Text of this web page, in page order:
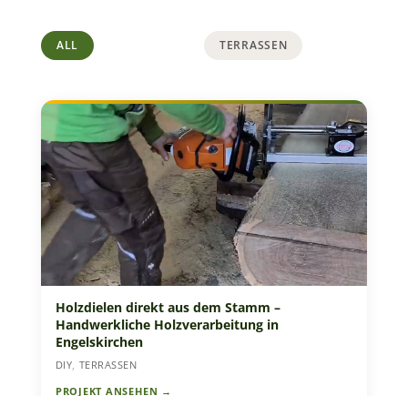
ALL TERRASSEN
Holzdielen direkt aus dem Stamm –
Handwerkliche Holzverarbeitung in
Engelskirchen
DIY TERRASSEN